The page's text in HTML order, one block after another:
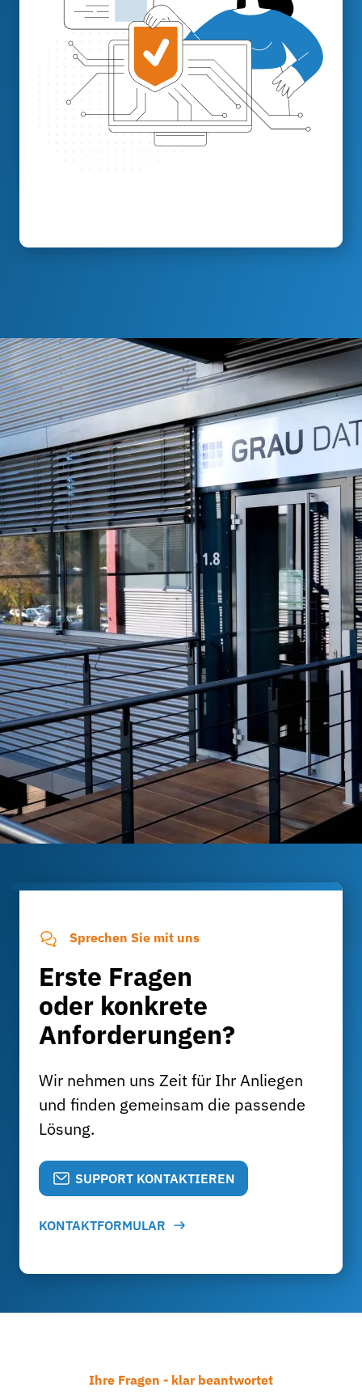
Sprechen Sie mit uns
Erste Fragen
oder konkrete
Anforderungen?
Wir nehmen uns Zeit für Ihr Anliegen
und finden gemeinsam die passende
Lösung.
SUPPORT KONTAKTIEREN
KONTAKTFORMULAR
Ihre Fragen - klar beantwortet